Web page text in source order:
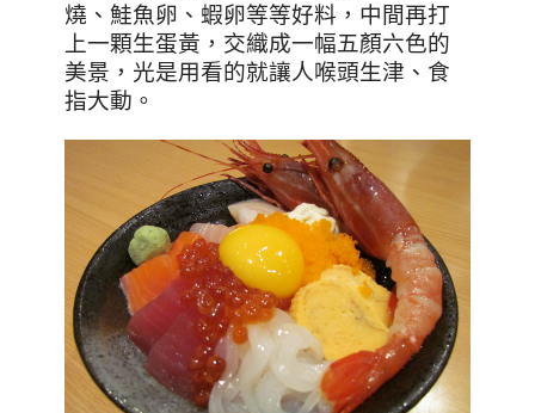
燒、鮭魚卵、蝦卵等等好料，中間再打
上一顆生蛋黃，交織成一幅五顏六色的
美景，光是用看的就讓人喉頭生津、食
指大動。